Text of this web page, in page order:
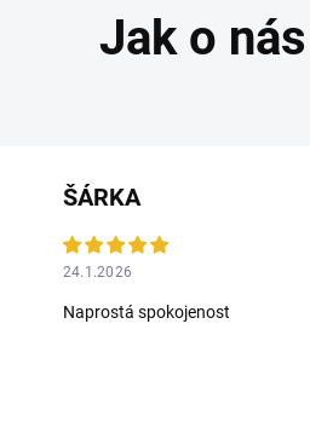
ŠÁRKA
24.1.2026
Naprostá spokojenost